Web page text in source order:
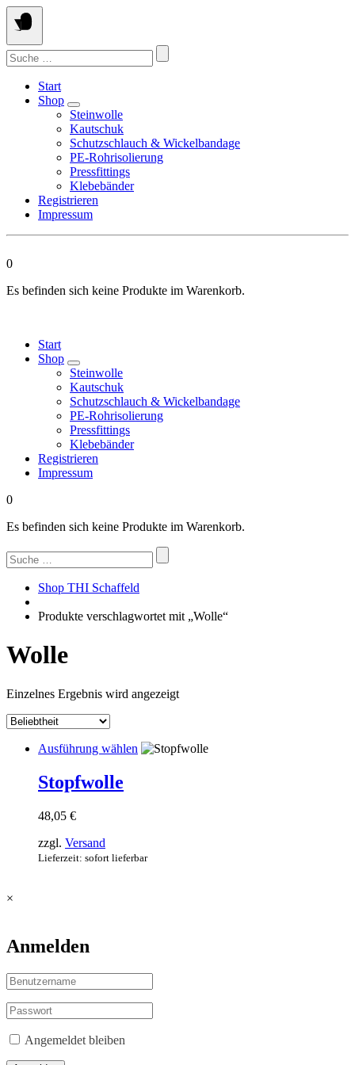
Springen
Sie
zum
Inhalt
Suchen
nach:
Start
Shop
Steinwolle
Kautschuk
Schutzschlauch & Wickelbandage
PE-Rohrisolierung
Pressfittings
Klebebänder
Registrieren
Impressum
0
Es befinden sich keine Produkte im Warenkorb.
Start
Shop
Steinwolle
Kautschuk
Schutzschlauch & Wickelbandage
PE-Rohrisolierung
Pressfittings
Klebebänder
Registrieren
Impressum
0
Es befinden sich keine Produkte im Warenkorb.
Suchen
nach:
Shop THI Schaffeld
Produkte verschlagwortet mit „Wolle“
Wolle
Einzelnes Ergebnis wird angezeigt
Ausführung wählen Dieses
können
Stopfwolle
48,05 €
zzgl. Versand
Lieferzeit: sofort lieferbar
×
Anmelden
Angemeldet bleiben